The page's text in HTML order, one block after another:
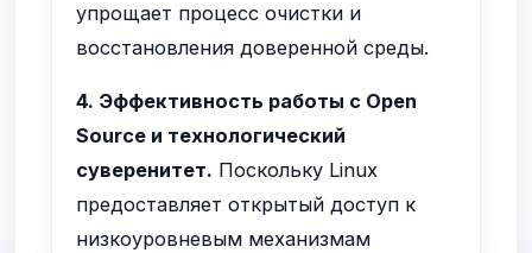
упрощает процесс очистки и
восстановления доверенной среды.
4. Эффективность работы с Open
Source и технологический
суверенитет. Поскольку Linux
предоставляет открытый доступ к
низкоуровневым механизмам